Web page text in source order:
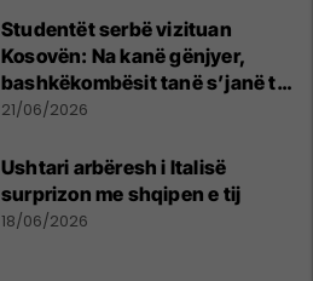
Studentët serbë vizituan
Kosovën: Na kanë gënjyer,
bashkëkombësit tanë s’janë të
shtypur
21/06/2026
Ushtari arbëresh i Italisë
surprizon me shqipen e tij
18/06/2026